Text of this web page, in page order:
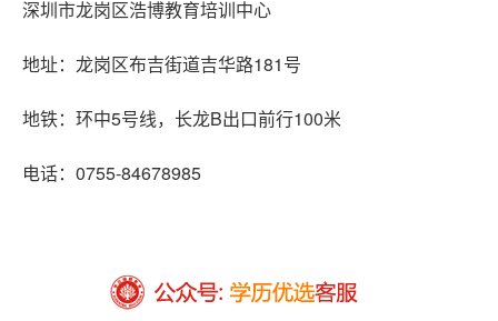
深圳市龙岗区浩博教育培训中心
地址：龙岗区布吉街道吉华路181 号
地铁：环中5号线，长龙B出口前行100米
电话： 0755-84678985